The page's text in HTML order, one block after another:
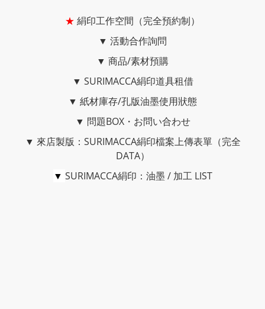
★ 絹印工作空間（完全預約制）
▼ 活動合作詢問
▼ 商品/素材預購
▼ SURIMACCA絹印道具租借
▼ 紙材庫存/孔版油墨使用狀態
▼ 問題BOX・お問い合わせ
▼ 來店製版：SURIMACCA絹印檔案上傳表單（完全
DATA）
▼ SURIMACCA絹印：油墨 / 加工 LIST